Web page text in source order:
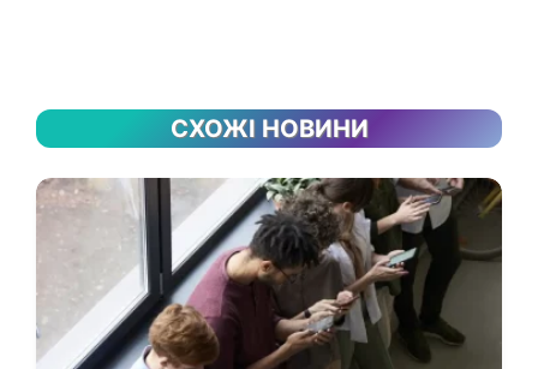
СХОЖІ НОВИНИ